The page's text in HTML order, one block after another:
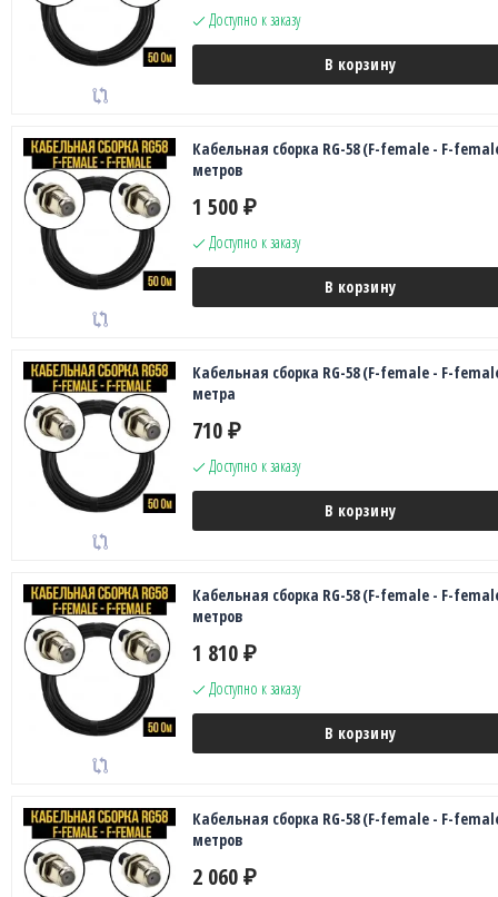
Доступно к заказу
В корзину
Кабельная сборка RG-58 (F-female - F-
метров
1 500 ₽
Доступно к заказу
В корзину
Кабельная сборка RG-58 (F-female - F-
метра
710 ₽
Доступно к заказу
В корзину
Кабельная сборка RG-58 (F-female - F-
метров
1 810 ₽
Доступно к заказу
В корзину
Кабельная сборка RG-58 (F-female - F-
метров
2 060 ₽